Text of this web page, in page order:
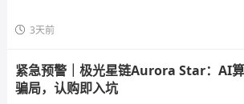
3天前
紧急预警｜极光星链Aurora Star：AI
骗局，认购即入坑